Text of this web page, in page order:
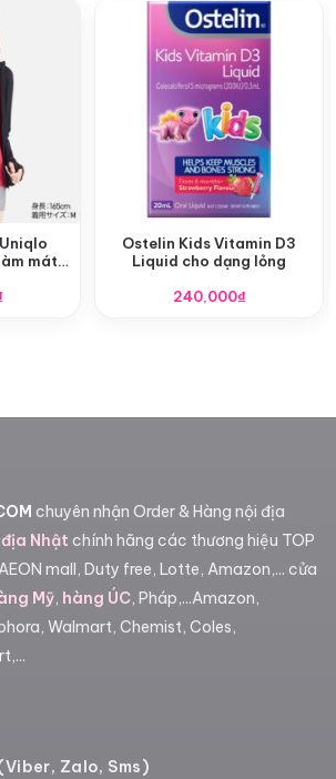
mát
Ostelin Kids Vitamin D3
Liquid cho dạng lỏng
240,000₫
chuyên nhận Order & Hàng nội địa
Nhật chính hãng các thương hiệu TOP
mall, Duty free, Lotte, Amazon,... cửa
Mỹ, hàng ÚC, Pháp,...Amazon,
Walmart, Chemist, Coles,
Zalo, Sms)